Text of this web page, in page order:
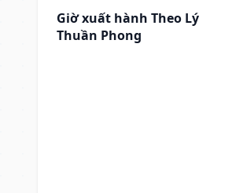
Giờ xuất hành Theo Lý
Thuần Phong